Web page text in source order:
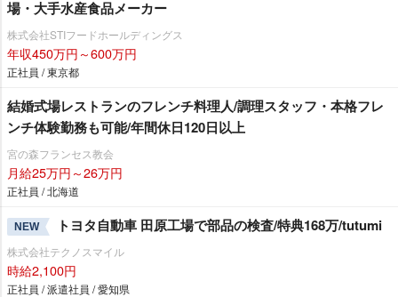
場・大手水産食品メーカー
株式会社STIフードホールディングス
年収450万円～600万円
正社員 / 東京都
結婚式場レストランのフレンチ料理人/調理スタッフ・本格フレ
ンチ体験勤務も可能/年間休日120日以上
宮の森フランセス教会
月給25万円～26万円
正社員 / 北海道
NEW トヨタ自動車 田原工場で部品の検査/特典168万/tutumi
株式会社テクノスマイル
時給2,100円
正社員 / 派遣社員 / 愛知県